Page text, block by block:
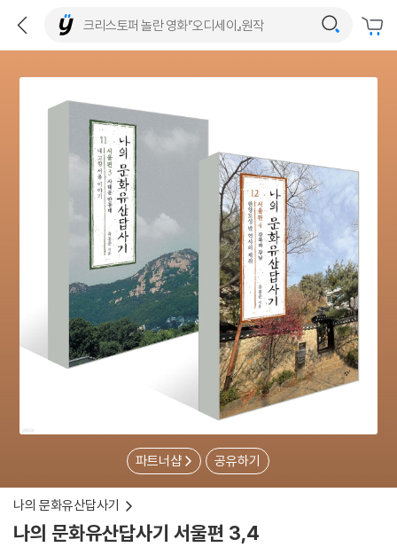
파트너샵 공유하기
나의 문화유산답사기
나의 문화유산답사기 서울편 3,4